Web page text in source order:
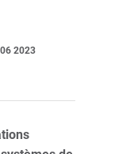
2023